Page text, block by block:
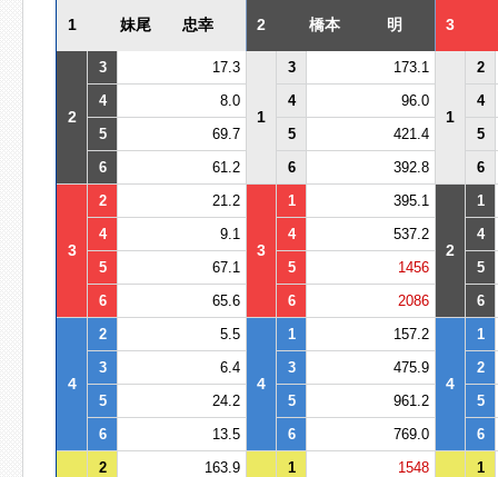
1 妹尾 忠幸 2 橋本 明 3
2
3 17.3
1
3 173.1
1
2
4
8.0 4 96.0
4
5
69.7 5 421.4
5
6
61.2 6 392.8 6
3
2 21.2
3
1 395.1
2
1
4
9.1 4 537.2
4
5
67.1 5 1456
5
6
65.6 6 2086 6
4
2 5.5
4
1 157.2
4
1
3
6.4 3 475.9
2
5
24.2 5 961.2
5
6
13.5 6 769.0 6
2 163.9 1 1548
1